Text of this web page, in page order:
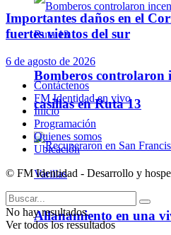
Bomberos controlaron
casillas en Ruta 13
Allanamiento en una
Importantes daños en el
fuertes vientos del sur
6 de agosto de 2026
Contáctenos
FM Identidad en vivo
Inicio
Programación
Quienes somos
Ubicación
© FM Identidad - Desarrollo y
No hay resultados.
Ver todos los ressultados